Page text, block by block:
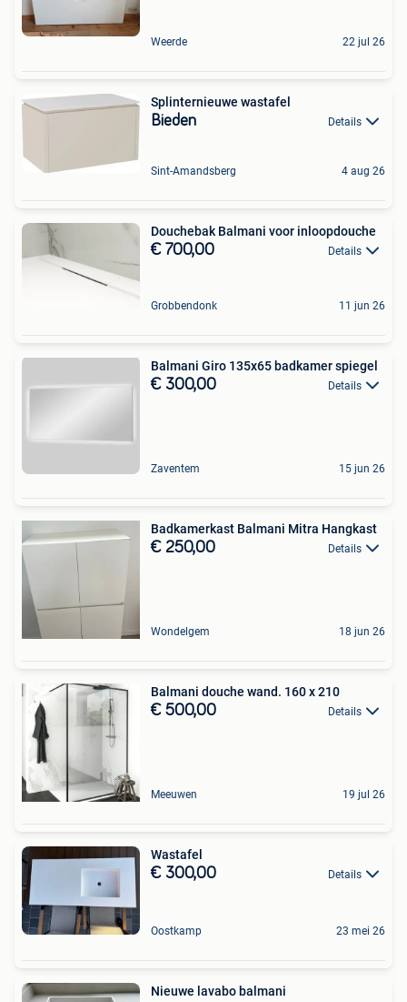
Weerde 22 jul 26
Splinternieuwe wastafel
Bieden Details
Sint-Amandsberg 4 aug 26
Douchebak Balmani voor inloopdouche
€ 700,00 Details
Grobbendonk 11 jun 26
Balmani Giro 135x65 badkamer spiegel
€ 300,00 Details
Zaventem 15 jun 26
Badkamerkast Balmani Mitra Hangkast
€ 250,00 Details
Wondelgem 18 jun 26
Balmani douche wand. 160 x 210
€ 500,00 Details
Meeuwen 19 jul 26
Wastafel
€ 300,00 Details
Oostkamp 23 mei 26
Nieuwe lavabo balmani